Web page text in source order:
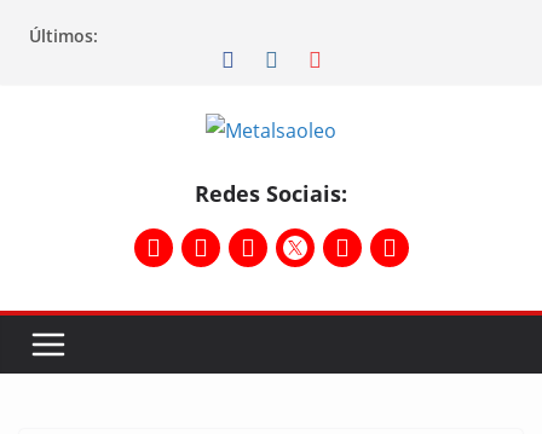
Últimos:
Redes Sociais: